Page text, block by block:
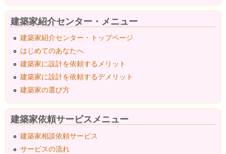
建築家紹介センター・メニュー
建築家紹介センター・トップページ
はじめてのあなたへ
建築家に設計を依頼するメリット
建築家に設計を依頼するデメリット
建築家の選び方
建築家依頼サービスメニュー
建築家相談依頼サービス
サービスの流れ